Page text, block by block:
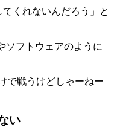
くれないんだろう」と
ソフトウェアのように
で戦うけどしゃーねー
い